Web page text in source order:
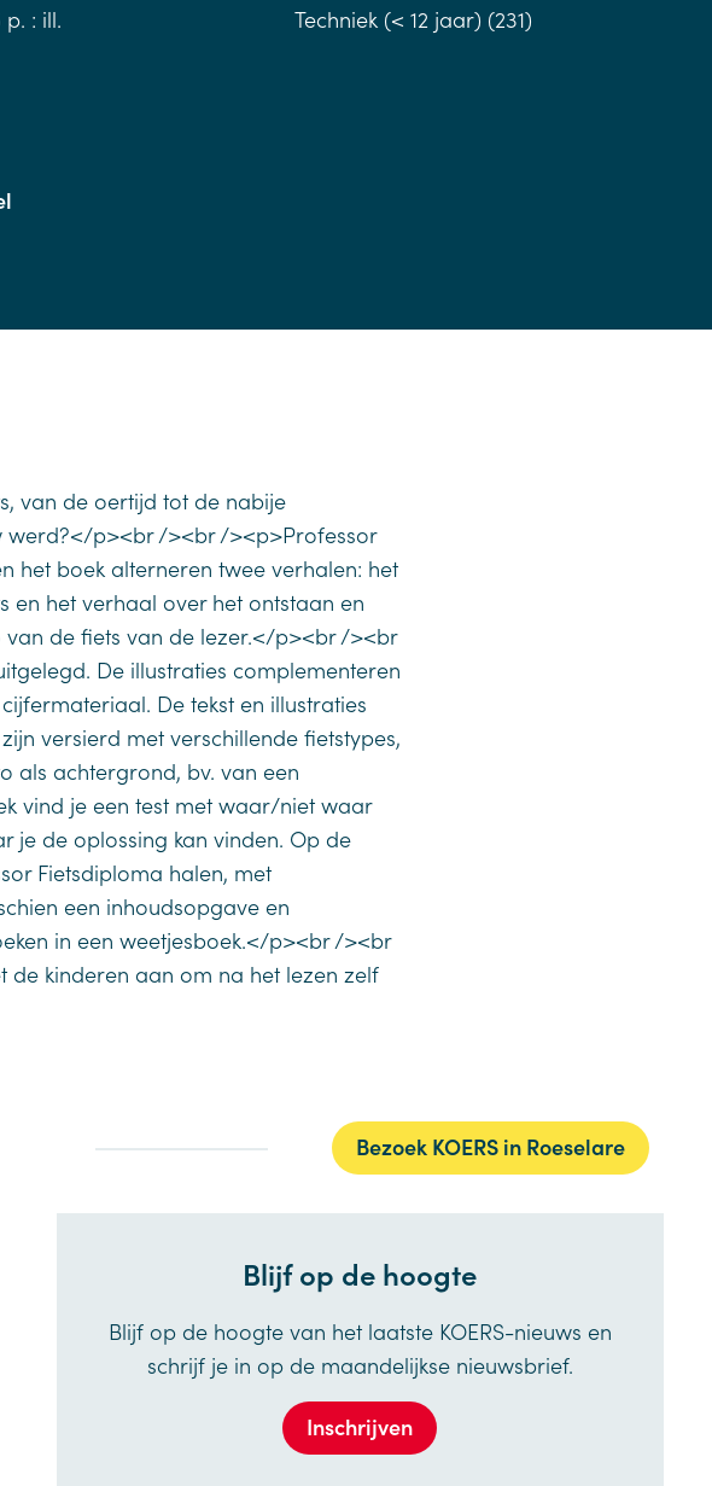
: ill. Techniek (< 12 jaar) (231)
van de oertijd tot de nabije
werd?</p><br /><br /><p>Professor
het boek alterneren twee verhalen: het
en het verhaal over het ontstaan en
de fiets van de lezer.</p><br /><br
De illustraties complementeren
De tekst en illustraties
versierd met verschillende fietstypes,
als achtergrond, bv. van een
vind je een test met waar/niet waar
je de oplossing kan vinden. Op de
Fietsdiploma halen, met
een inhoudsopgave en
in een weetjesboek.</p><br /><br
kinderen aan om na het lezen zelf
Bezoek KOERS in Roeselare
Blijf op de hoogte
Blijf op de hoogte van het laatste KOERS-nieuws en
schrijf je in op de maandelijkse nieuwsbrief.
Inschrijven